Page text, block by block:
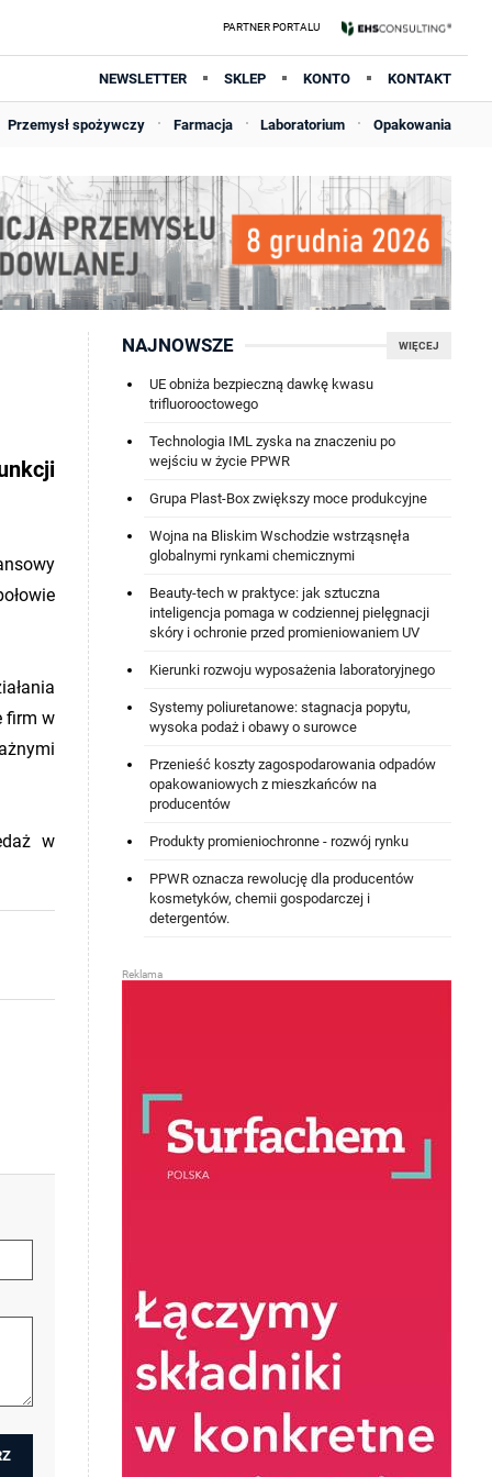
NEWSLETTER SKLEP KONTO KONTAKT
Przemysł spożywczy Farmacja Laboratorium Opakowania
firm w
w
WIĘCEJ
NAJNOWSZE
UE obniża bezpieczną dawkę kwasu
trifluorooctowego
Technologia IML zyska na znaczeniu po
wejściu w życie PPWR
Grupa Plast-Box zwiększy moce produkcyjne
Wojna na Bliskim Wschodzie wstrząsnęła
globalnymi rynkami chemicznymi
Beauty-tech w praktyce: jak sztuczna
inteligencja pomaga w codziennej pielęgnacji
skóry i ochronie przed promieniowaniem UV
Kierunki rozwoju wyposażenia laboratoryjnego
Systemy poliuretanowe: stagnacja popytu,
wysoka podaż i obawy o surowce
Przenieść koszty zagospodarowania odpadów
opakowaniowych z mieszkańców na
producentów
Produkty promieniochronne - rozwój rynku
PPWR oznacza rewolucję dla producentów
kosmetyków, chemii gospodarczej i
detergentów.